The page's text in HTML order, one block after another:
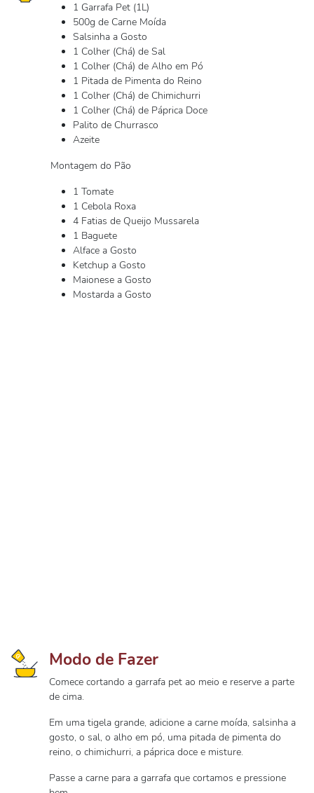
1 Garrafa Pet (1L)
500g de Carne Moída
Salsinha a Gosto
1 Colher (Chá) de Sal
1 Colher (Chá) de Alho em Pó
1 Pitada de Pimenta do Reino
1 Colher (Chá) de Chimichurri
1 Colher (Chá) de Páprica Doce
Palito de Churrasco
Azeite
Montagem do Pão
1 Tomate
1 Cebola Roxa
4 Fatias de Queijo Mussarela
1 Baguete
Alface a Gosto
Ketchup a Gosto
Maionese a Gosto
Mostarda a Gosto
Modo de Fazer
Comece cortando a garrafa pet ao meio e reserve a parte
de cima.
Em uma tigela grande, adicione a carne moída, salsinha a
gosto, o sal, o alho em pó, uma pitada de pimenta do
reino, o chimichurri, a páprica doce e misture.
Passe a carne para a garrafa que cortamos e pressione